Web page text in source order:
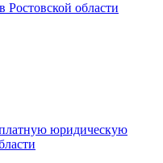
Ростовской области
юридическую